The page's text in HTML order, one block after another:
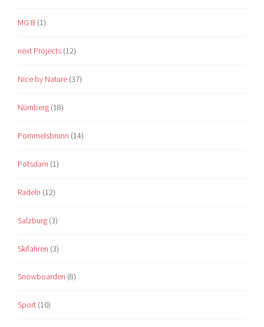
MG B (1)
next Projects (12)
Nice by Nature (37)
Nürnberg (18)
Pommelsbrunn (14)
Potsdam (1)
Radeln (12)
Salzburg (3)
Skifahren (3)
Snowboarden (8)
Sport (10)